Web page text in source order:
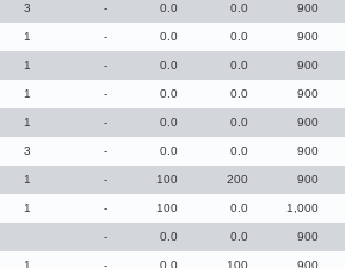
3 - 0.0 0.0 900
1 - 0.0 0.0 900
1 - 0.0 0.0 900
1 - 0.0 0.0 900
1 - 0.0 0.0 900
3 - 0.0 0.0 900
1 - 100 200 900
1 - 100 0.0 1,000
- 0.0 0.0 900
1 - 0.0 100 900